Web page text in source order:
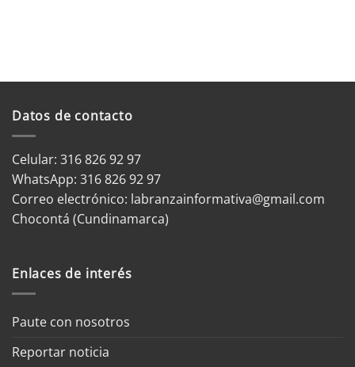
Datos de contacto
Celular: 316 826 92 97
WhatsApp: 316 826 92 97
Correo electrónico: labranzainformativa@gmail.com
Chocontá (Cundinamarca)
Enlaces de interés
Paute con nosotros
Reportar noticia